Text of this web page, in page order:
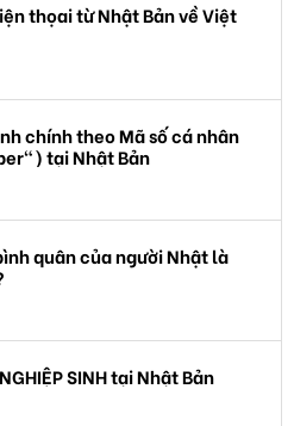
thọai từ Nhật Bản về Việt
chính theo Mã số cá nhân
tại Nhật Bản
quân của người Nhật là
SINH tại Nhật Bản